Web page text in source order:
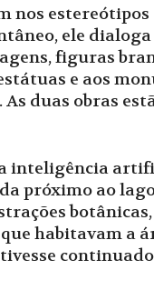
nos estereótipos
ele
figuras
e aos
duas obras
inteligência
próximo ao
habitavam a